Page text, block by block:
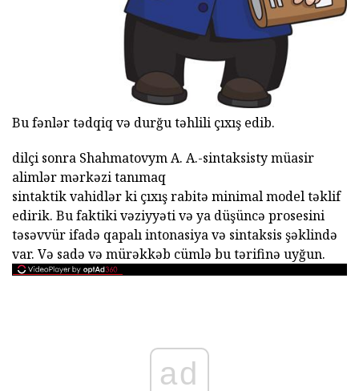
Bu fənlər tədqiq və durğu təhlili çıxış edib.
dilçi sonra Shahmatovym A. A.-sintaksisty müasir
alimlər mərkəzi tanımaq
sintaktik vahidlər ki çıxış rabitə minimal model təklif
edirik. Bu faktiki vəziyyəti və ya düşüncə prosesini
təsəvvür ifadə qapalı intonasiya və sintaksis şəklində
var. Və sadə və mürəkkəb cümlə bu tərifinə uyğun.
ad